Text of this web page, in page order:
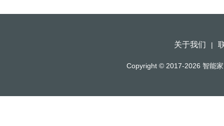
关于我们 |
Copyright © 2017-2026 智能